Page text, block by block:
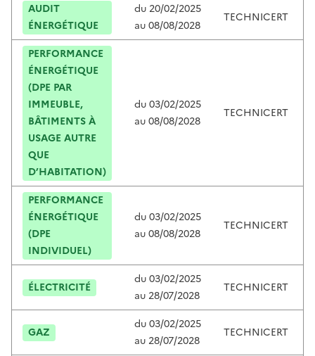
AUDIT
ÉNERGÉTIQUE
du 20/02/2025
au08/08/2028
TECHNICERT
PERFORMANCE
ÉNERGÉTIQUE
(DPE PAR
IMMEUBLE,
BÂTIMENTS À
USAGE AUTRE
QUE
D’HABITATION)
du03/02/2025
au08/08/2028
TECHNICERT
PERFORMANCE
ÉNERGÉTIQUE
(DPE
INDIVIDUEL)
du03/02/2025
au08/08/2028
TECHNICERT
ÉLECTRICITÉ
du03/02/2025
au 28/07/2028
TECHNICERT
GAZ
du03/02/2025
au 28/07/2028
TECHNICERT